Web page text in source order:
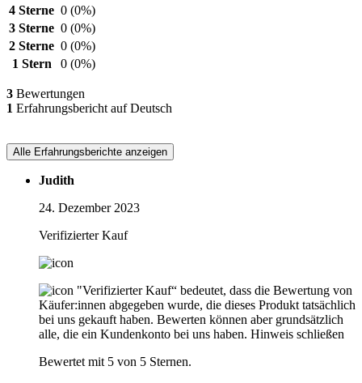
4 Sterne 0 (0%)
3 Sterne 0 (0%)
2 Sterne 0 (0%)
1 Stern
0 (0%)
3 Bewertungen
1 Erfahrungsbericht auf Deutsch
Alle Erfahrungsberichte anzeigen
Judith
24. Dezember 2023
Verifizierter Kauf
"Verifizierter Kauf“ bedeutet, dass die Bewertung von
Käufer:innen abgegeben wurde, die dieses Produkt tatsächlich
bei uns gekauft haben. Bewerten können aber grundsätzlich
alle, die ein Kundenkonto bei uns haben. Hinweis schließen
Bewertet mit 5 von 5 Sternen.